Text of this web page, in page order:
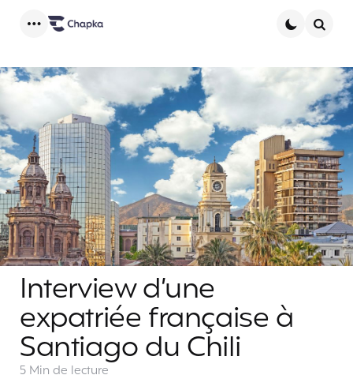
Interview d’une
expatriée française à
Santiago du Chili
5 Min de lecture